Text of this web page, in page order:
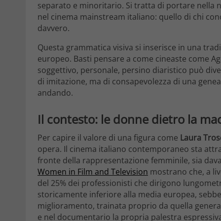
separato e minoritario. Si tratta di portare nella
nel cinema mainstream italiano: quello di chi
davvero.
Questa grammatica visiva si inserisce in una
europeo. Basti pensare a come cineaste come
soggettivo, personale, persino diaristico può
di imitazione, ma di consapevolezza di una
andando.
Il contesto: le donne dietro la
Per capire il valore di una figura come Laura
opera. Il cinema italiano contemporaneo sta
fronte della rappresentazione femminile, sia
Women in Film and Television mostrano che, a
del 25% dei professionisti che dirigono
storicamente inferiore alla media europea,
miglioramento, trainata proprio da quella
e nel documentario la propria palestra